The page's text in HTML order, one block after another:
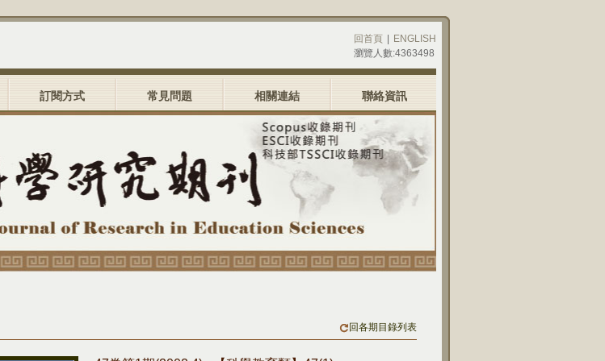
回首頁
ENGLISH
瀏覽人數:4363498
訂閱方式 常見問題 相關連結 聯絡資訊
回各期目錄列表